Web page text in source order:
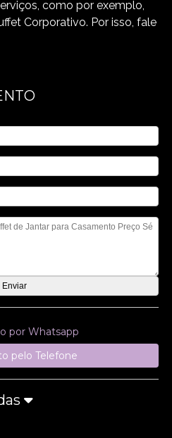
como por exemplo,
Corporativo. Por isso, fale
por Whatsapp
pelo Telefone